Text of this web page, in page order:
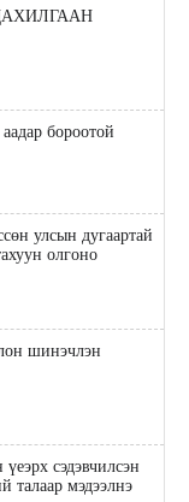
ЦАХИЛГААН
бороотой
улсын дугаартай
олгоно
шинэчлэн
сэдэвчилсэн
талаар мэдээлнэ